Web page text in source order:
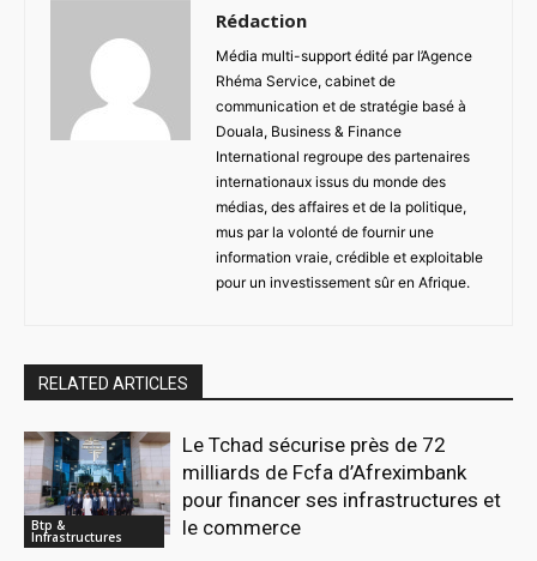
Rédaction
Média multi-support édité par l’Agence
Rhéma Service, cabinet de
communication et de stratégie basé à
Douala, Business & Finance
International regroupe des partenaires
internationaux issus du monde des
médias, des affaires et de la politique,
mus par la volonté de fournir une
information vraie, crédible et exploitable
pour un investissement sûr en Afrique.
RELATED ARTICLES
Btp &
Infrastructures
Le Tchad sécurise près de 72
milliards de Fcfa d’Afreximbank
pour financer ses infrastructures et
le commerce